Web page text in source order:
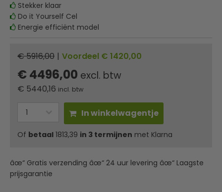
Stekker klaar
Do it Yourself Cel
Energie efficiënt model
€ 5916,00 | Voordeel € 1420,00
€ 4496,00 excl. btw
€ 5440,16 incl. btw
In winkelwagentje
Of betaal 1813,39 in 3 termijnen met Klarna
âœ“ Gratis verzending âœ“ 24 uur levering âœ“ Laagste
prijsgarantie